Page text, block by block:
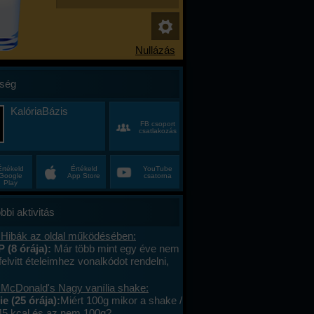
KalóriaBázis
FB csoport
csatlakozás
Play
Értékeld
App Store
YouTube
csatorna
aktivitás
az oldal működésében:
(8 órája): Már több mint egy éve nem
ételeimhez vonalkódot rendelni,
megy. A mások által megadott
le tudom olvasni , jól működik. .
cseréltem, a legújabb android fut,
Nagy vanília shake:
(25 órája):Miért 100g mikor a shake /